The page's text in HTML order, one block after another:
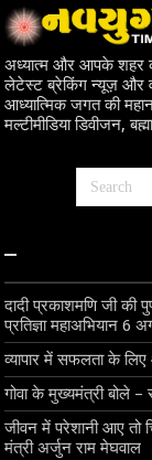
अध्यात्म और आपके शहर
लेटेस्ट ब्रेकिंग न्यूज़ और
आध्यात्मिक जगत की
मल्टीमीडिया डिवीजन,
–
दादी प्रकाशमणि जी की
प्रतिज्ञा महाअभियान 6
व्यापार में सफलता के
गोवा के मुख्यमंत्री बोले –
जीवन में परेशानी आए तो
मंत्री अर्जुन राम मेघवाल